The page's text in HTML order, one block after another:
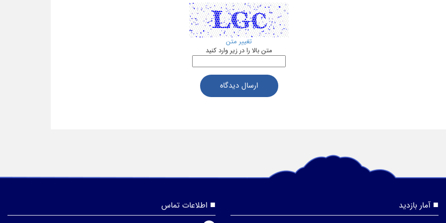
تغییر متن
متن بالا را در زیر وارد کنید
ارسال دیدگاه
آمار بازدید اطلاعات تماس